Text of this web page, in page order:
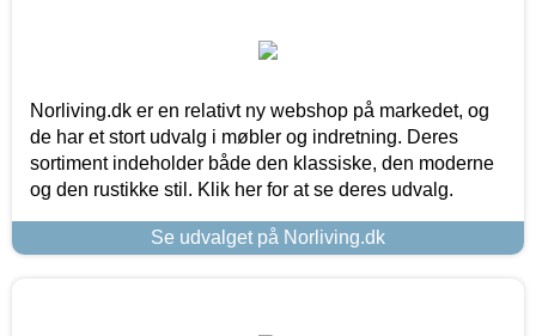
Norliving.dk er en relativt ny webshop på markedet, og
de har et stort udvalg i møbler og indretning. Deres
sortiment indeholder både den klassiske, den moderne
og den rustikke stil. Klik her for at se deres udvalg.
Se udvalget på Norliving.dk